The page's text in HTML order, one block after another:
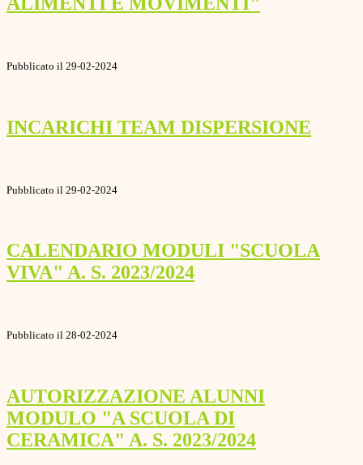
Pubblicato il 29-02-2024
INCARICHI TEAM DISPERSIONE
Pubblicato il 29-02-2024
CALENDARIO MODULI "SCUOLA
VIVA" A. S. 2023/2024
Pubblicato il 28-02-2024
AUTORIZZAZIONE ALUNNI
MODULO "A SCUOLA DI
CERAMICA" A. S. 2023/2024